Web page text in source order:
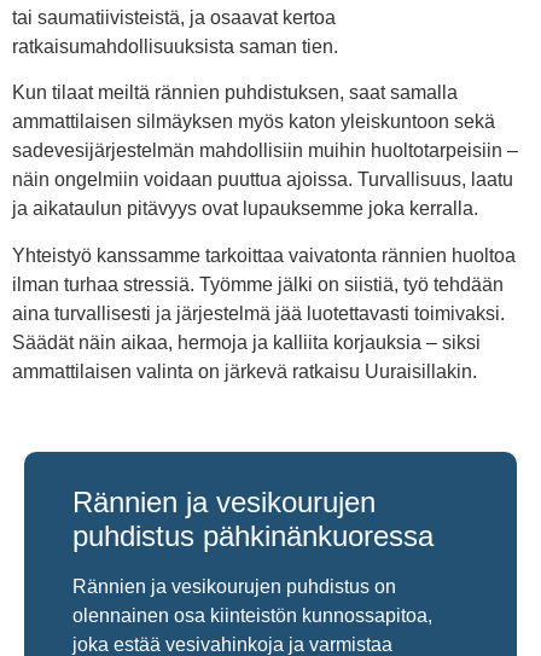
tai saumatiivisteistä, ja osaavat kertoa
ratkaisumahdollisuuksista saman tien.
Kun tilaat meiltä rännien puhdistuksen, saat samalla
ammattilaisen silmäyksen myös katon yleiskuntoon sekä
sadevesijärjestelmän mahdollisiin muihin huoltotarpeisiin –
näin ongelmiin voidaan puuttua ajoissa. Turvallisuus, laatu
ja aikataulun pitävyys ovat lupauksemme joka kerralla.
Yhteistyö kanssamme tarkoittaa vaivatonta rännien huoltoa
ilman turhaa stressiä. Työmme jälki on siistiä, työ tehdään
aina turvallisesti ja järjestelmä jää luotettavasti toimivaksi.
Säädät näin aikaa, hermoja ja kalliita korjauksia – siksi
ammattilaisen valinta on järkevä ratkaisu Uuraisillakin.
Rännien ja vesikourujen
puhdistus pähkinänkuoressa
Rännien ja vesikourujen puhdistus on
olennainen osa kiinteistön kunnossapitoa,
joka estää vesivahinkoja ja varmistaa